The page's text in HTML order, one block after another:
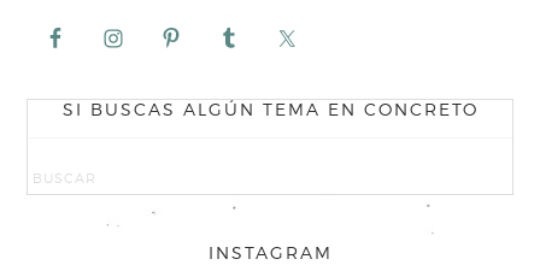
SI BUSCAS ALGÚN TEMA EN CONCRETO
INSTAGRAM